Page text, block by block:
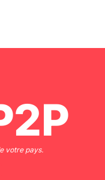
votre pays.